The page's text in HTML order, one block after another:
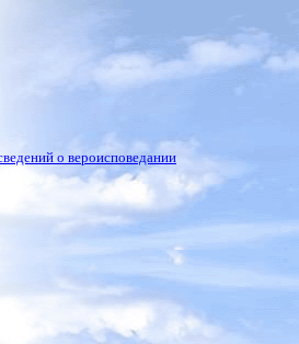
о вероисповедании